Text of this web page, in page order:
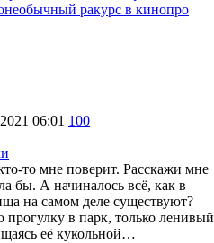
необычный ракурс в кинопро
06:01 100
то мне поверит. Расскажи мне
бы. А начиналось всё, как в
на самом деле существуют?
в парк, только ленивый
её кукольной…